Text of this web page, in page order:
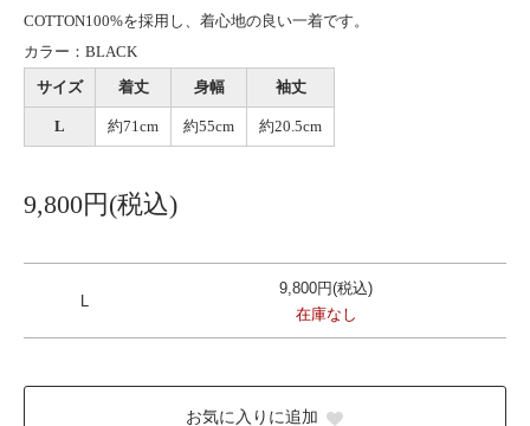
COTTON100%を採用し、着心地の良い一着です。
カラー：BLACK
サイズ
着丈 身幅 袖丈
L 約71cm 約55cm 約20.5cm
9,800円(税込)
9,800円(税込)
在庫なし
お気に入りに追加